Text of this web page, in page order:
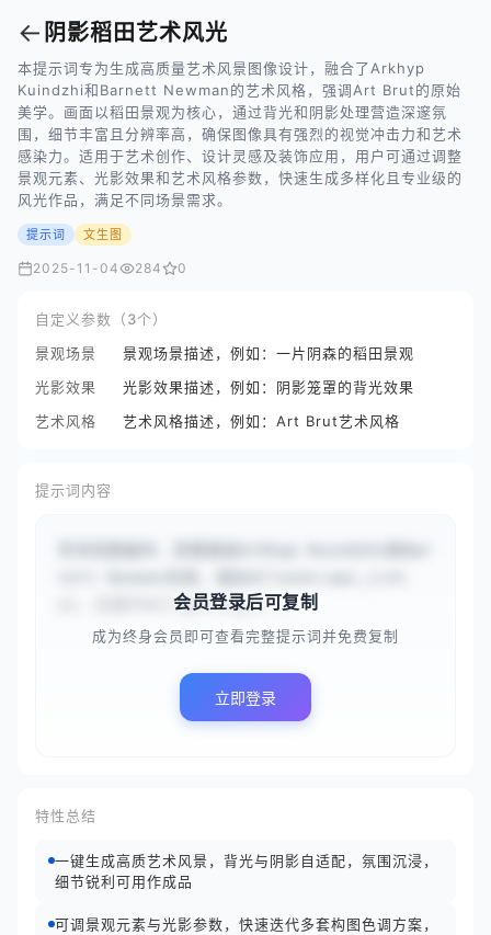
← 阴影稻田艺术风光
本提示词专为生成高质量艺术风景图像设计，融合了Arkhyp
Kuindzhi和Barnett Newman的艺术风格，强调Art Brut的原始
美学。画面以稻田景观为核心，通过背光和阴影处理营造深邃氛
围，细节丰富且分辨率高，确保图像具有强烈的视觉冲击力和艺术
感染力。适用于艺术创作、设计灵感及装饰应用，用户可通过调整
景观元素、光影效果和艺术风格参数，快速生成多样化且专业级的
风光作品，满足不同场景需求。
提示词 文生图
2025-11-04 284 0
自定义参数（3个）
景观场景
景观场景描述，例如：一片阴森的稻田景观
光影效果
光影效果描述，例如：阴影笼罩的背光效果
艺术风格
艺术风格描述，例如：Art Brut艺术风格
提示词内容
e}，沉浸于#{lighting_e...
会员登录后可复制
成为终身会员即可查看完整提示词并免费复制
立即登录
特性总结
一键生成高质艺术风景，背光与阴影自适配，氛围沉浸，
细节锐利可用作成品
可调景观元素与光影参数，快速迭代多套构图色调方案，